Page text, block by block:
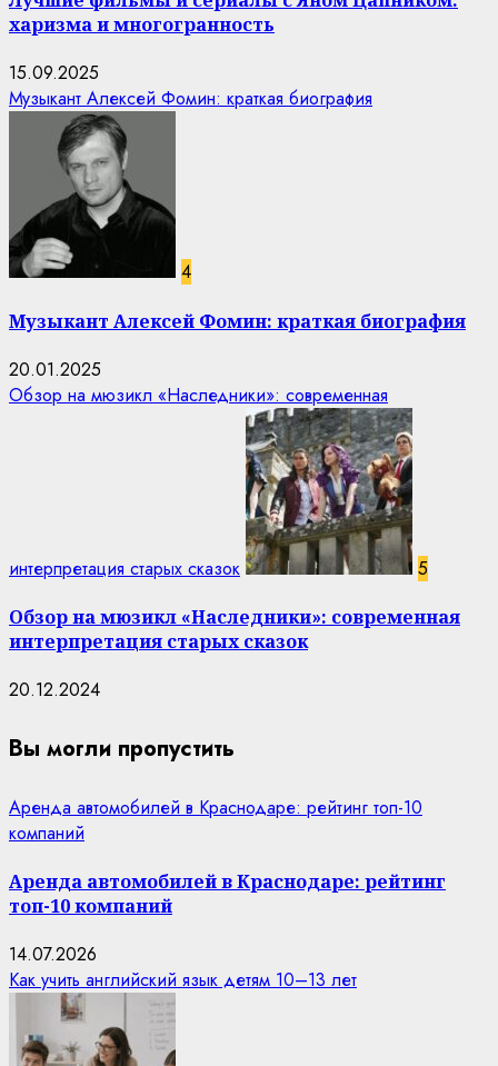
харизма и многогранность
15.09.2025
Музыкант Алексей Фомин: краткая биография
4
Музыкант Алексей Фомин: краткая биография
20.01.2025
Обзор на мюзикл «Наследники»: современная
интерпретация старых сказок 5
Обзор на мюзикл «Наследники»: современная
интерпретация старых сказок
20.12.2024
Вы могли пропустить
Аренда автомобилей в Краснодаре: рейтинг топ-10
компаний
Аренда автомобилей в Краснодаре: рейтинг
топ-10 компаний
14.07.2026
Как учить английский язык детям 10–13 лет